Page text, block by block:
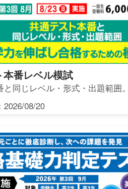
番レベル模試
と同じレベル・形式・出題範囲。
2026/08/20